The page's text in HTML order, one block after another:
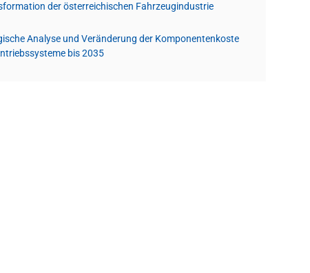
der österreichischen Fahrzeugindustrie
Analyse und Veränderung der Komponentenkoste
bis 2035